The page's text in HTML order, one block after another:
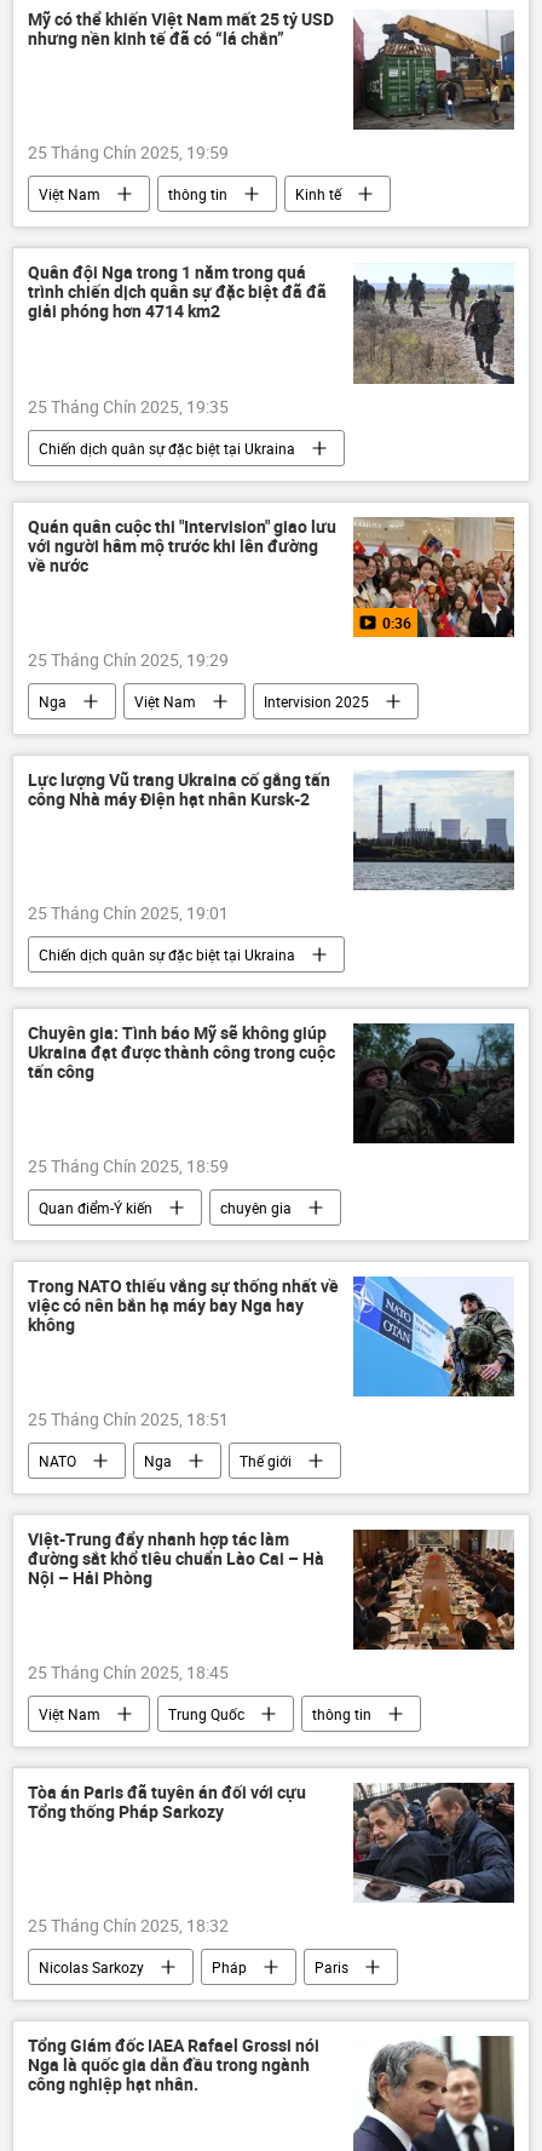
ngân sách
Mỹ có thể khiến Việt Nam mất 25 tỷ USD
nhưng nền kinh tế đã có “lá chắn”
25 Tháng Chín 2025, 19:59
Việt Nam thông tin
Kinh tế
doanh nghiệp
Kinh doanh FDI
Quân đội Nga trong 1 năm trong quá
trình chiến dịch quân sự đặc biệt đã đã
giải phóng hơn 4714 km2
25 Tháng Chín 2025, 19:35
Chiến dịch quân sự đặc biệt tại Ukraina
Nga
Ukraina
Cuộc khủng hoảng ở Ukraina
thông tin
Thế giới
DNR
Sáp nhập DNR, LNR, Zaporozhye và Kherson vào Nga
Lugansk
Quân sự
Quán quân cuộc thi "Intervision" giao lưu
với người hâm mộ trước khi lên đường
về nước
0:36
25 Tháng Chín 2025, 19:29
Nga Việt Nam
Intervision 2025
thông tin
Thế giới
Hợp tác Nga-Việt
Vladimir Putin
Lực lượng Vũ trang Ukraina cố gắng tấn
công Nhà máy Điện hạt nhân Kursk-2
25 Tháng Chín 2025, 19:01
Chiến dịch quân sự đặc biệt tại Ukraina
Nga
Kursk
Ukraina
Cuộc khủng hoảng ở Ukraina
xung đột quân sự
thông tin
Chuyên gia: Tình báo Mỹ sẽ không giúp
Ukraina đạt được thành công trong cuộc
tấn công
25 Tháng Chín 2025, 18:59
Quan điểm-Ý kiến
chuyên gia
Chính trị
Ukraina
Cuộc khủng hoảng ở Ukraina
Quân đội Ukraina
lực lượng vũ trang
Trong NATO thiếu vắng sự thống nhất về
việc có nên bắn hạ máy bay Nga hay
không
25 Tháng Chín 2025, 18:51
NATO Nga
Thế giới
Chính trị
Quân sự
xung đột
Romania
Ba Lan
máy bay không người lái
máy bay
Việt-Trung đẩy nhanh hợp tác làm
đường sắt khổ tiêu chuẩn Lào Cai – Hà
Nội – Hải Phòng
25 Tháng Chín 2025, 18:45
Việt Nam Trung Quốc
thông tin
đường sắt
Bộ Xây dựng Kinh tế
Tòa án Paris đã tuyên án đối với cựu
Tổng thống Pháp Sarkozy
25 Tháng Chín 2025, 18:32
Nicolas Sarkozy Pháp
Paris
Tòa án
Chính trị
Thế giới
Libya
tuyên án Pháp luật
Tổng Giám đốc IAEA Rafael Grossi nói
Nga là quốc gia dẫn đầu trong ngành
công nghiệp hạt nhân.